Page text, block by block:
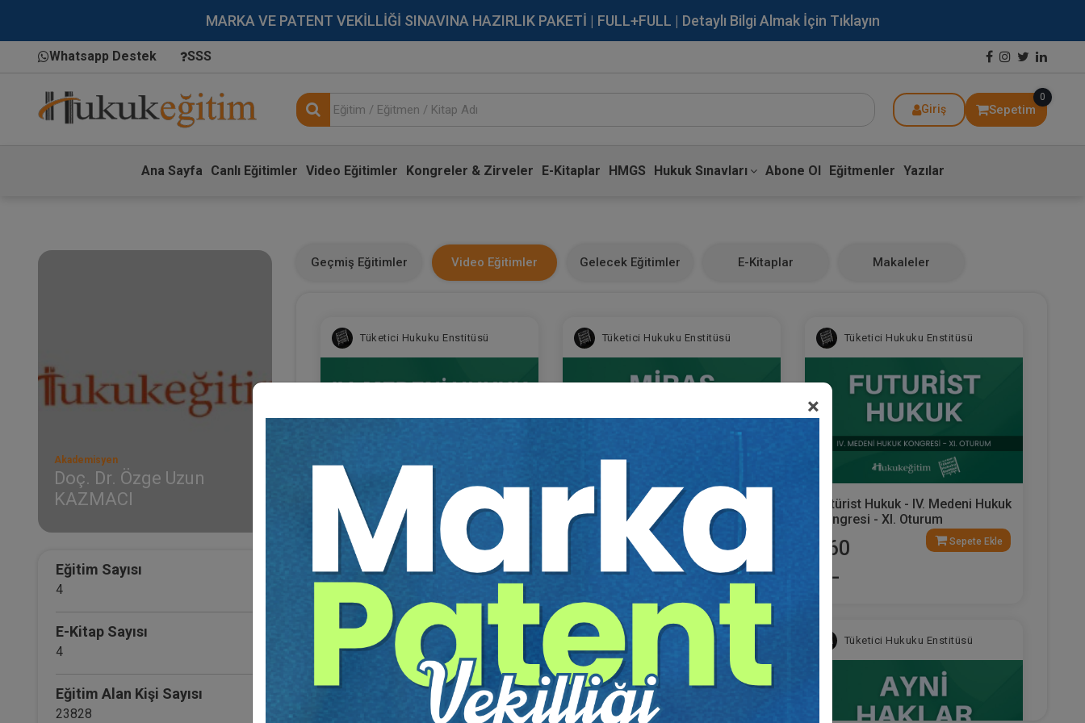
MARKA VE PATENT VEKİLLİĞİ SINAVINA HAZIRLIK PAKETİ | FULL+FULL | Detaylı Bilgi Almak İçin Tıklayın
Whatsapp Destek SSS
Giriş Sepetim
0
Ana Sayfa Canlı Eğitimler Video Eğitimler Kongreler & Zirveler E-Kitaplar HMGS Hukuk Sınavları Abone Ol Eğitmenler Yazılar
×
Akademisyen
Doç. Dr. Özge Uzun
KAZMACI
Eğitim Sayısı
4
E-Kitap Sayısı
4
Eğitim Alan Kişi Sayısı
23828
Geçmiş Eğitimler Video Eğitimler Gelecek Eğitimler E-Kitaplar Makaleler
Tüketici Hukuku Enstitüsü
IV. Medeni Hukuk Kongresi - Tüm
Oturumlar (11 Oturum)
2160
TL
Sepete Ekle
Tüketici Hukuku Enstitüsü
Miras Hukuku - 2 - IV. Medeni
Hukuk Kongresi - X. Oturum
Sepete Ekle
Tüketici Hukuku Enstitüsü
Fütürist Hukuk - IV. Medeni Hukuk
Kongresi - XI. Oturum
360
TL
Sepete Ekle
Tüketici Hukuku Enstitüsü Tüketici Hukuku Enstitüsü Tüketici Hukuku Enstitüsü